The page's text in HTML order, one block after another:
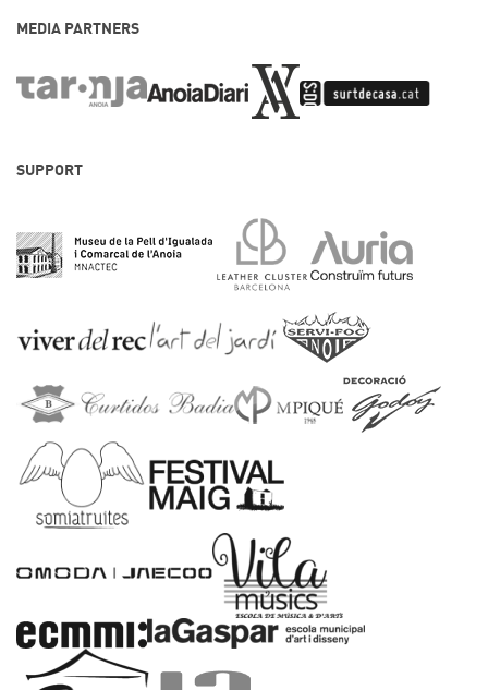
MEDIA PARTNERS
SUPPORT